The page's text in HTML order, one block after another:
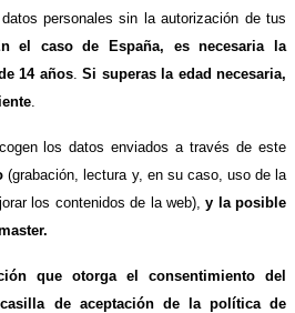
personales sin la autorización de tus
el caso de España, es necesaria la
14 años.Si superas la edad necesaria,
los datos enviados a través de este
(grabación, lectura y, en su caso, uso de la
los contenidos de la web),y la posible
que otorga el consentimiento del
de aceptación de la política de